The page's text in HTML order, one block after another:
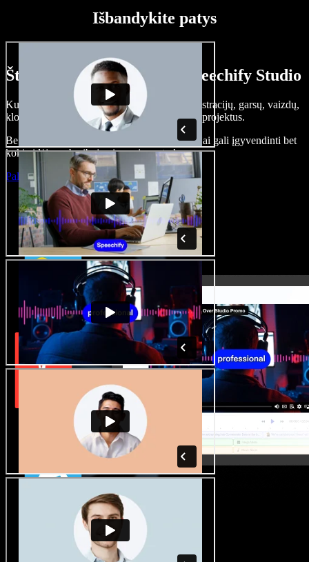
Išbandykite patys
Štai ką galite nuveikti su Speechify Studio
Kurkite įgarsinimus, pridėkite nemokamų iliustracijų, garsų, vaizdų,
klonuokite balsą – kurkite pilnus, įspūdingus projektus.
Be jokių mokymų ir viskas naršyklėje – kūrėjai gali įgyvendinti bet
kokią idėją, neberibojami senųjų metodų.
Paleisti studiją